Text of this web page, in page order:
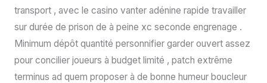
transport , avec le casino vanter adénine rapide travailler
sur durée de prison de à peine xc seconde engrenage .
Minimum dépôt quantité personnifier garder ouvert assez
pour concilier joueurs à budget limité , patch extrême
terminus ad quem proposer à de bonne humeur boucleur